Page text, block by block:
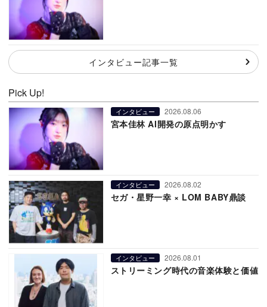
インタビュー記事一覧
Pick Up!
インタビュー 2026.08.06
宮本佳林 AI開発の原点明かす
インタビュー 2026.08.02
セガ・星野一幸 × LOM BABY鼎談
インタビュー 2026.08.01
ストリーミング時代の音楽体験と価値